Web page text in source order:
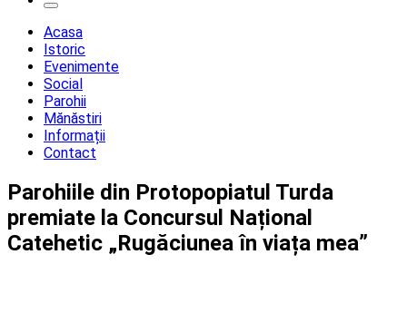
Meniu
Acasa
Istoric
Evenimente
Social
Parohii
Mănăstiri
Informații
Contact
Parohiile din Protopopiatul Turda
premiate la Concursul Național
Catehetic „Rugăciunea în viața mea”